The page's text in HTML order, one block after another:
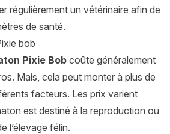
régulièrement un vétérinaire afin de
de santé.
bob
Pixie Bob coûte généralement
Mais, cela peut monter à plus de
facteurs. Les prix varient
est destiné à la reproduction ou
l’élevage félin.